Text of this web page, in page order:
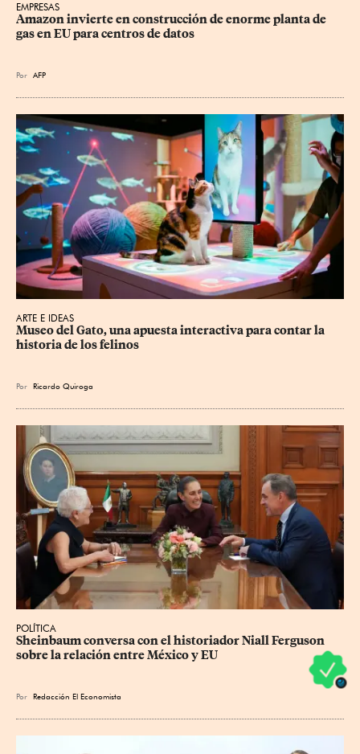
EMPRESAS
Amazon invierte en construcción de enorme planta de
gas en EU para centros de datos
Por AFP
ARTE E IDEAS
Museo del Gato, una apuesta interactiva para contar la
historia de los felinos
Por Ricardo Quiroga
POLÍTICA
Sheinbaum conversa con el historiador Niall Ferguson
sobre la relación entre México y EU
Por Redacción El Economista